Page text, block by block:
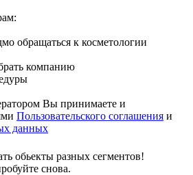
обращаться к косметологии
компанию
Вы принимаете и
Пользовательского соглашения и
данных
обьекты разных сегментов!
снова.